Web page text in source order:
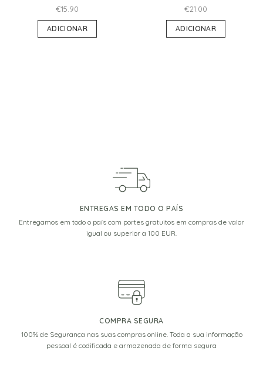
€15.90
ADICIONAR
€21.00
ADICIONAR
ENTREGAS EM TODO O PAÍS
Entregamos em todo o país com portes gratuitos em compras de valor
igual ou superior a 100 EUR.
COMPRA SEGURA
100% de Segurança nas suas compras online. Toda a sua informação
pessoal é codificada e armazenada de forma segura